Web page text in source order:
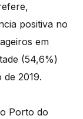
positiva no
em
(54,6%)
2019.
Porto do